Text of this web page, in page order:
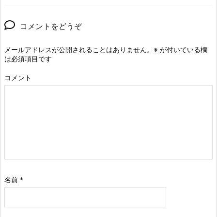
コメントをどうぞ
メールアドレスが公開されることはありません。 ※ が付いている欄
は必須項目です
コメント
名前 *